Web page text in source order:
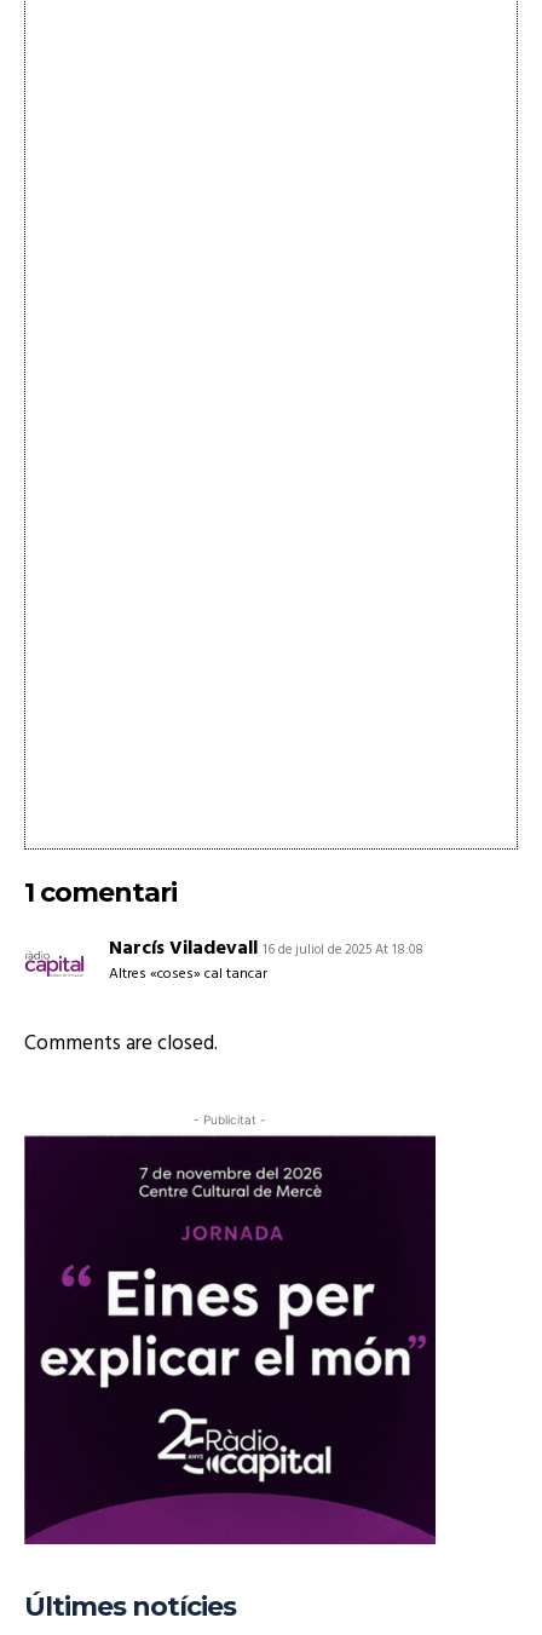
1 comentari
Narcís Viladevall 16 de juliol de 2025 At 18:08
Altres «coses» cal tancar
Comments are closed.
- Publicitat -
Últimes notícies